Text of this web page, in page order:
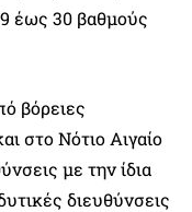
έως 30 βαθμούς
βόρειες
στο Νότιο Αιγαίο
με την ίδια
διευθύνσεις